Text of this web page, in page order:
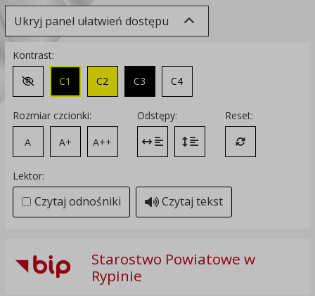
Ukryj panel ułatwień dostępu
Kontrast:
Zmień kontrast na domyślny
C1 C2 C3 C4
Rozmiar czcionki:
A
A+ A++
Odstępy:
Zmień odstęp między literami
Zmień interlinię i margines
Reset:
Przywróć
Lektor:
Czytaj odnośniki Czytaj tekst
Starostwo Powiatowe w
Rypinie